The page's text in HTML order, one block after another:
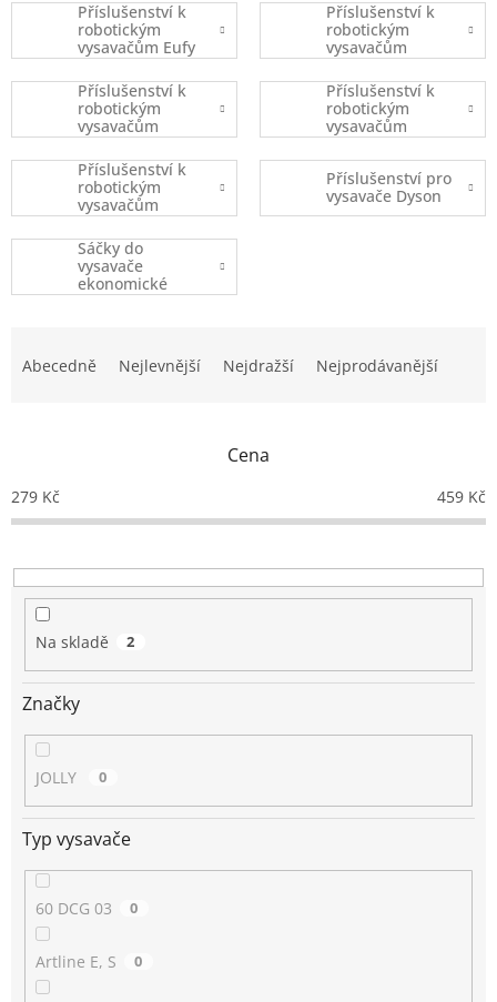
Příslušenství k
robotickým
vysavačům Eufy
Robovac
Příslušenství k
robotickým
vysavačům
iRobot
Příslušenství k
robotickým
vysavačům
Xiaomi
Příslušenství k
robotickým
vysavačům
Ecovacs
Příslušenství k
robotickým
vysavačům
(ostatní značky)
Příslušenství pro
vysavače Dyson
Sáčky do
vysavače
ekonomické
balení
p
r
o
u
Abecedně Nejlevnější Nejdražší Nejprodávanější
Cena
279 Kč 459 Kč
Na skladě 2
Značky
JOLLY 0
Typ vysavače
60 DCG 03 0
Artline E, S 0